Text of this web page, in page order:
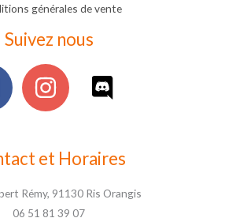
générales de vente
Suivez nous
et Horaires
Rémy, 91130 Ris Orangis
06 51 81 39 07